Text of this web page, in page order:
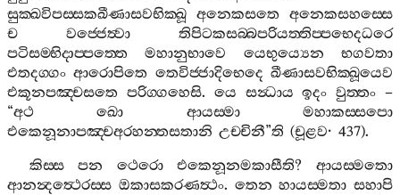
සුක‍්ඛවිපස‍්සකඛීණාසවභික‍්ඛූ අනෙකසතෙ
අනෙකසහස‍්සෙ
ච
වජ‍්ජෙත්‍වා
තිපිටකසබ‍්බපරියත‍්තිප‍්පභෙදධරෙ
පටිසම‍්භිදාප‍්පත‍්තෙ
මහානුභාවෙ යෙභුය්‍යෙන
භගවතා
එතදග‍්ගං ආරොපිතෙ තෙවිජ‍්ජාදිභෙදෙ ඛීණාසවභික‍්ඛූයෙව
එකූනපඤ‍්චසතෙ පරිග‍්ගහෙසි. යෙ සන්‍ධාය ඉදං වුත‍්තං –
“අථ ඛො ආයස‍්මා
මහාකස‍්සපො
එකෙනූනාපඤ‍්චඅරහන‍්තසතානි උච‍්චිනී”ති (චූළව· 437).
කිස‍්ස
පන ථෙරො එකෙනූනමකාසීති? ආයස‍්මතො
ආනන්‍දත්‍ථෙරස‍්ස ඔකාසකරණත්‍ථං. තෙන හායස‍්මතා සහාපි